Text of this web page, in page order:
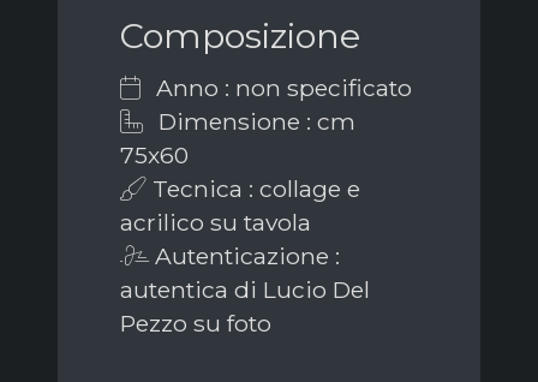
Composizione
Anno : non specificato
Dimensione : cm
75x60
Tecnica : collage e
acrilico su tavola
Autenticazione :
autentica di Lucio Del
Pezzo su foto